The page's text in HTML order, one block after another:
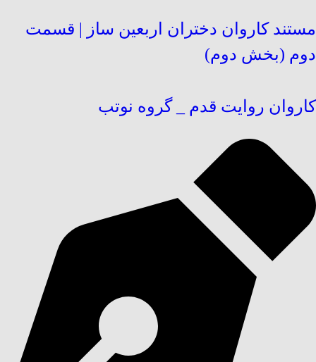
مستند کاروان دختران اربعین ساز | قسمت
دوم (بخش دوم)
کاروان روایت قدم _ گروه نوتب